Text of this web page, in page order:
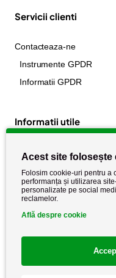
Servicii clienti
Contacteaza-ne
Instrumente GPDR
Informatii GPDR
Informatii utile
Despre noi
Stiri si noutati
Politica de cookie
Acest site folosește
Folosim cookie-uri pentru a
performanța și utilizarea
personalizate pe social
reclamelor.
Află despre cookie